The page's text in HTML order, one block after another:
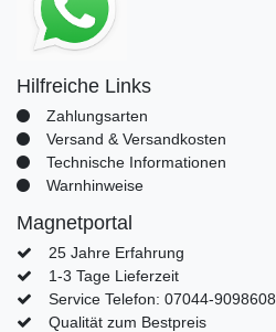
Hilfreiche Links
Zahlungsarten
Versand & Versandkosten
Technische Informationen
Warnhinweise
Magnetportal
25 Jahre Erfahrung
1-3 Tage Lieferzeit
Service Telefon: 07044-9098608
Qualität zum Bestpreis